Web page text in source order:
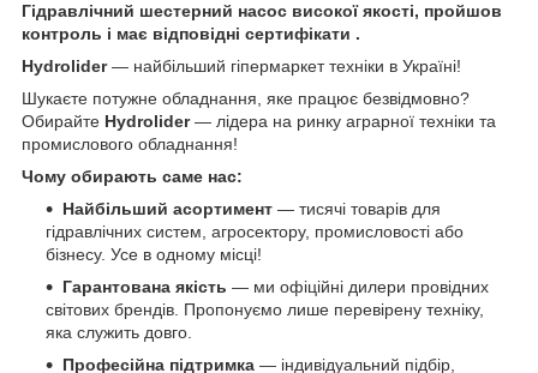
Гідравлічний шестерний насос високої якості, пройшов
контроль і має відповідні сертифікати .
Hydrolider— найбільший гіпермаркет техніки в Україні!
Шукаєте потужне обладнання, яке працює безвідмовно?
Обирайте Hydrolider— лідера на ринку аграрної техніки та
промислового обладнання!
Чому обирають саме нас:
Найбільший асортимент — тисячі товарів для
гідравлічних систем, агросектору, промисловості або
бізнесу. Усе в одному місці!
Гарантована якість — ми офіційні дилери провідних
світових брендів. Пропонуємо лише перевірену техніку,
яка служить довго.
Професійна підтримка — індивідуальний підбір,